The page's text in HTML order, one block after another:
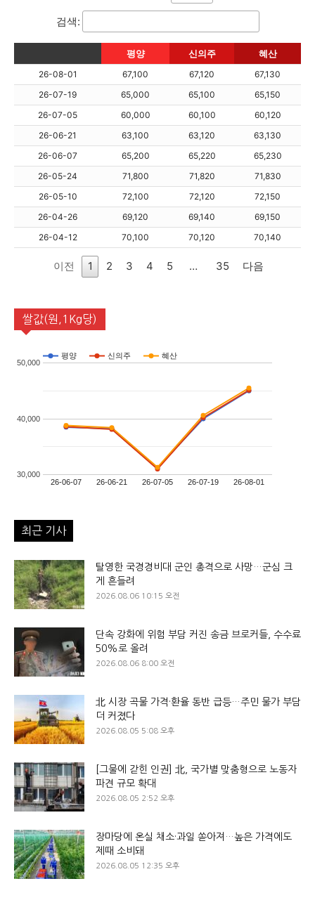
검색:
평양 신의주 혜산
26-08-01 67,100 67,120
67,130
26-07-19
65,000 65,100
65,150
26-07-05
60,000 60,100
60,120
26-06-21
63,100 63,120
63,130
26-06-07
65,200 65,220
65,230
26-05-24
71,800 71,820
71,830
26-05-10
72,100 72,120
72,150
26-04-26
69,120 69,140
69,150
26-04-12
70,100 70,120 70,140
이전 1 2 3 4 5 … 35 다음
쌀값(원,1Kg당)
평양 신의주 혜산
26-06-07 26-06-21 26-07-05 26-07-19 26-08-01
30,000
40,000
50,000
최근 기사
탈영한 국경경비대 군인 총격으로 사망…군심 크
게 흔들려
2026.08.06 10:15 오전
단속 강화에 위험 부담 커진 송금 브로커들, 수수료
50%로 올려
2026.08.06 8:00 오전
北 시장 곡물 가격·환율 동반 급등…주민 물가 부담
더 커졌다
2026.08.05 5:08 오후
[그물에 갇힌 인권] 北, 국가별 맞춤형으로 노동자
파견 규모 확대
2026.08.05 2:52 오후
장마당에 온실 채소·과일 쏟아져…높은 가격에도
제때 소비돼
2026.08.05 12:35 오후